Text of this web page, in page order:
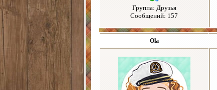
Группа: Друзья
Сообщений: 157
Ola